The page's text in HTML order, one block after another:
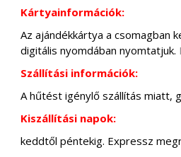
Kártyainformációk:
Az ajándékkártya a csomagban
digitális nyomdában nyomtatjuk.
Szállítási információk:
A hűtést igénylő szállítás miatt,
Kiszállítási napok:
keddtől péntekig. Expressz